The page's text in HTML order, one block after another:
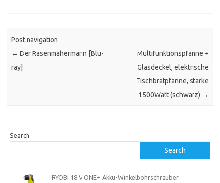
Post navigation
← Der Rasenmähermann [Blu-
ray]
Multifunktionspfanne +
Glasdeckel, elektrische
Tischbratpfanne, starke
1500Watt (schwarz) →
Search
Search
RYOBI 18 V ONE+ Akku-Winkelbohrschrauber